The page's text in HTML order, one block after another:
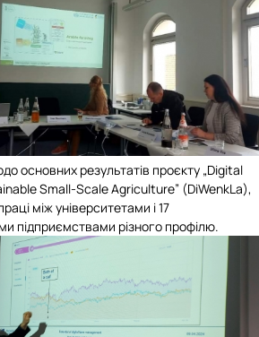
основних результатів проєкту „Digital
Small-Scale Agriculture” (DiWenkLa),
між університетами і 17
підприємствами різного профілю.